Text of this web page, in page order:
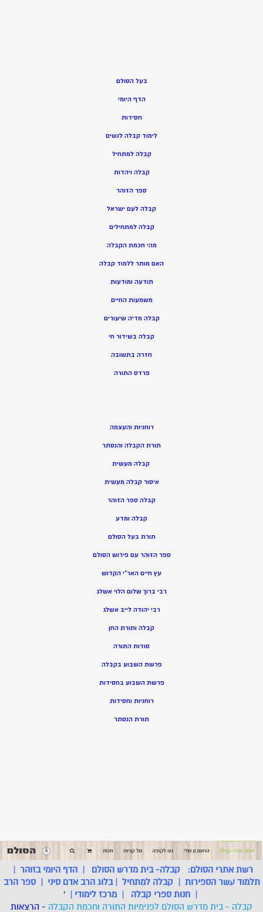
בעל הסולם
הדף היומי
חסידות
לימוד קבלה לנשים
קבלה למתחיל
קבלה ויהדות
ספר הזוהר
קבלה לעם ישראל
קבלה למתחילים
מהי חכמת הקבלה
האם מותר ללמוד קבלה
תודעה ומודעות
משמעות החיים
קבלה מדיה שיעורים
קבלה בשידור חי
חזרה בתשובה
פרדס התורה
רוחניות והעצמה
תורת הקבלה והנסתר
קבלה מעשית
איסור קבלה מעשית
קבלה ספר הזוהר
קבלה ומדע
תורת בעל הסולם
ספר הזוהר עם פירוש הסולם
עץ חיים האר”י הקדוש
רבי ברוך שלום הלוי אשלג
רבי יהודה לייב אשלג
קבלה ותורת החן
סודות התורה
פרשת השבוע בקבלה
פרשת השבוע בחסידות
רוחניות וחסידות
תורת הנסתר
רשת אתרי הסולם: קבלה- בית מדרש הסולם |הדף היומי בזוהר |
תלמוד עשר הספירות | קבלה למתחיל |בלוג הרב אדם סיני |ספר הרב
| חנות ספרי קבלה | מרכז לימודי |
'
קבלה - בית מדרש הסולם לפנימיות התורה וחכמת הקבלה - הרצאות